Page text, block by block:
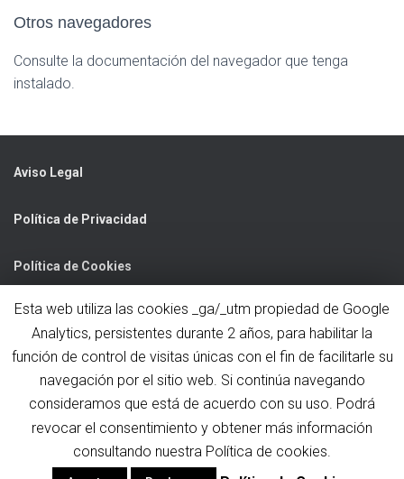
Otros navegadores
Consulte la documentación del navegador que tenga
instalado.
Aviso Legal
Política de Privacidad
Política de Cookies
C/ Nelson Mandela, 3 Bajo
mrm@mrmcomercial.com
983 457 481
Esta web utiliza las cookies _ga/_utm propiedad de Google
Analytics, persistentes durante 2 años, para habilitar la
función de control de visitas únicas con el fin de facilitarle su
navegación por el sitio web. Si continúa navegando
consideramos que está de acuerdo con su uso. Podrá
revocar el consentimiento y obtener más información
consultando nuestra Política de cookies.